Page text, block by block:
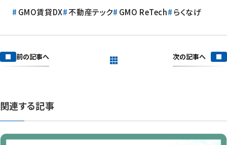
GMO賃貸DX 不動産テック GMO ReTech らくなげ
前の記事へ 次の記事へ
関連する記事